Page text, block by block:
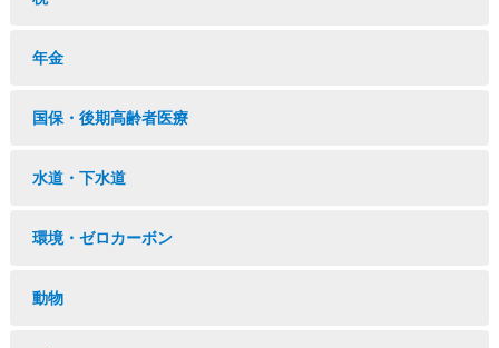
年金
国保・後期高齢者医療
水道・下水道
環境・ゼロカーボン
動物